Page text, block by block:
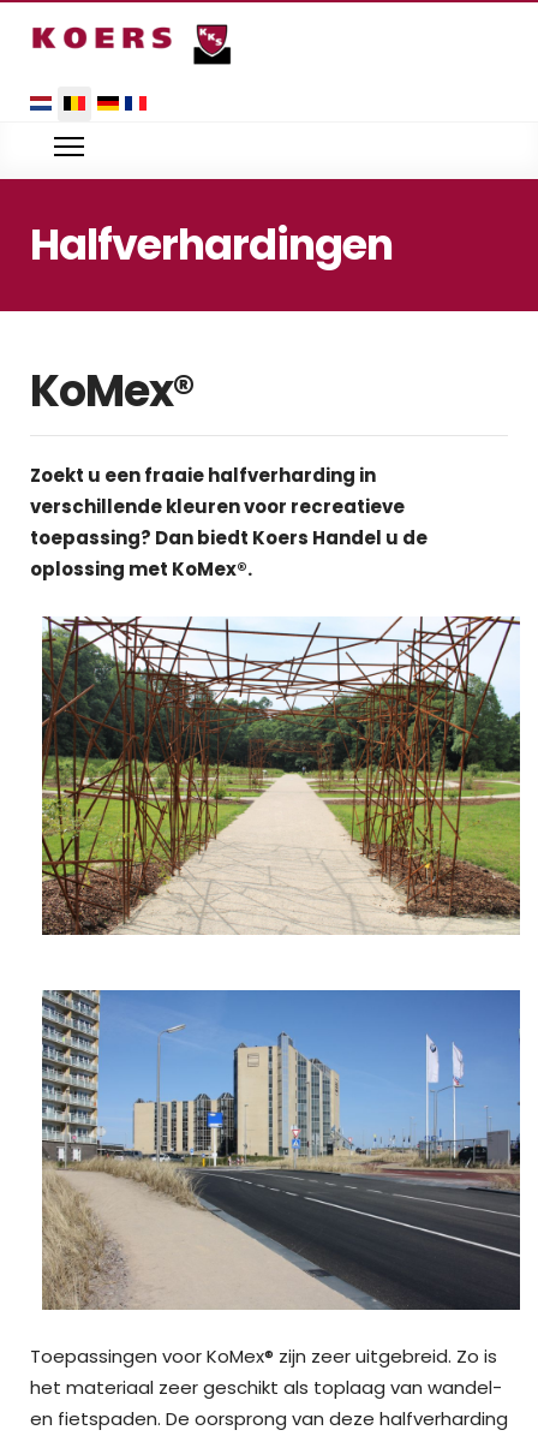
Selecteer uw taal
Halfverhardingen
KoMex®
Zoekt u een fraaie halfverharding in
verschillende kleuren voor recreatieve
toepassing? Dan biedt Koers Handel u de
oplossing met KoMex®.
Toepassingen voor KoMex® zijn zeer uitgebreid. Zo is
het materiaal zeer geschikt als toplaag van wandel-
en fietspaden. De oorsprong van deze halfverharding